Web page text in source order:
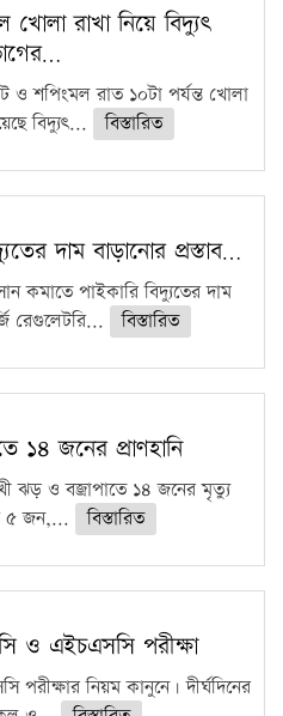
রাখা নিয়ে বিদ্যুৎ
শপিংমল রাত ১০টা পর্যন্ত খোলা
বিদ্যুৎ...
বিস্তারিত
দাম বাড়ানোর প্রস্তাব…
কমাতে পাইকারি বিদ্যুতের দাম
রেগুলেটরি...
বিস্তারিত
১৪ জনের প্রাণহানি
ঝড় ও বজ্রাপাতে ১৪ জনের মৃত্যু
৫ জন,...
বিস্তারিত
ও এইচএসসি পরীক্ষা
নিয়ম কানুনে। দীর্ঘদিনের